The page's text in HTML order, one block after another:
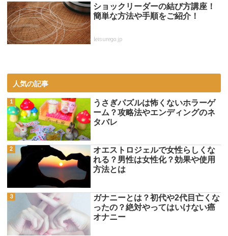
ショックリーダーの結び方講座！
簡単な方法や手順をご紹介！
leisurego.jp
人気の記事
うさぎパズルは怖くないホラーゲ
ーム？攻略法やエンディングのネ
タバレ
オエストロジェルで女性らしくな
れる？男性は女性化？効果や使用
方法とは
ガナニーとは？初代や2代目亡くな
ったの？絶対やってはいけない癌
オナニー